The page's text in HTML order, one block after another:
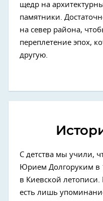
щедр на
памятники.
на север района,
переплетение эпох,
другую.
С детства мы учили,
Юрием Долгоруким в
в Киевской летописи.
есть лишь